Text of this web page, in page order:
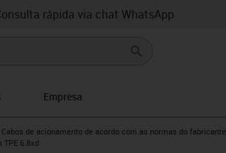
rápida via chat WhatsApp
Empresa
icon-arrow-right
Cabos de acionamento de acordo com as normas do fabricante
6.8xd